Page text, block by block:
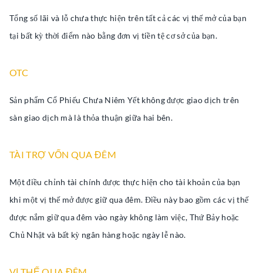
Tổng số lãi và lỗ chưa thực hiện trên tất cả các vị thế mở của bạn
tại bất kỳ thời điểm nào bằng đơn vị tiền tệ cơ sở của bạn.
OTC
Sản phẩm Cổ Phiếu Chưa Niêm Yết không được giao dịch trên
sàn giao dịch mà là thỏa thuận giữa hai bên.
TÀI TRỢ VỐN QUA ĐÊM
Một điều chỉnh tài chính được thực hiện cho tài khoản của bạn
khi một vị thế mở được giữ qua đêm. Điều này bao gồm các vị thế
được nắm giữ qua đêm vào ngày không làm việc, Thứ Bảy hoặc
Chủ Nhật và bất kỳ ngân hàng hoặc ngày lễ nào.